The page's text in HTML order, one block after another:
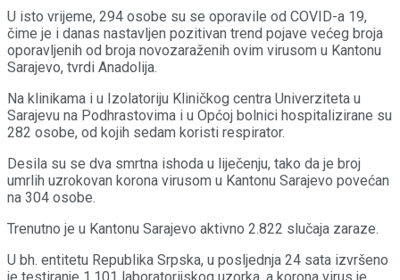
U isto vrijeme, 294 osobe su se oporavile od COVID-a 19,
čime je i danas nastavljen pozitivan trend pojave većeg broja
oporavljenih od broja novozaraženih ovim virusom u Kantonu
Sarajevo, tvrdi Anadolija.
Na klinikama i u Izolatoriju Kliničkog centra Univerziteta u
Sarajevu na Podhrastovima i u Općoj bolnici hospitalizirane su
282 osobe, od kojih sedam koristi respirator.
Desila su se dva smrtna ishoda u liječenju, tako da je broj
umrlih uzrokovan korona virusom u Kantonu Sarajevo povećan
na 304 osobe.
Trenutno je u Kantonu Sarajevo aktivno 2.822 slučaja zaraze.
U bh. entitetu Rеpublika Srpska, u pоsljеdnjа 24 sata izvršеnо